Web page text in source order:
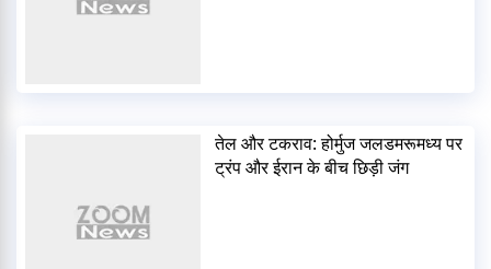
तेल और टकराव: होर्मुज जलडमरूमध्य पर
ट्रंप और ईरान के बीच छिड़ी जंग